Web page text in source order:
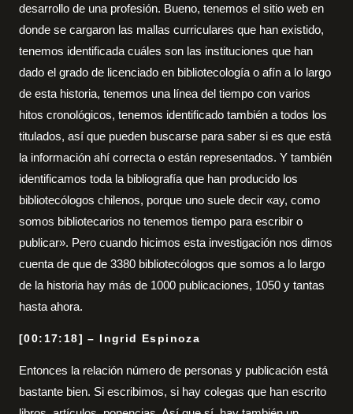
desarrollo de una profesión. Bueno, tenemos el sitio web en
donde se cargaron las mallas curriculares que han existido,
tenemos identificada cuáles son las instituciones que han
dado el grado de licenciado en bibliotecología o afín a lo largo
de esta historia, tenemos una línea del tiempo con varios
hitos cronológicos, tenemos identificado también a todos los
titulados, así que pueden buscarse para saber si es que está
la información ahí correcta o están representados. Y también
identificamos toda la bibliografía que han producido los
bibliotecólogos chilenos, porque uno suele decir «ay, como
somos bibliotecarios no tenemos tiempo para escribir o
publicar». Pero cuando hicimos esta investigación nos dimos
cuenta de que de 3380 bibliotecólogos que somos a lo largo
de la historia hay más de 1000 publicaciones, 1050 y tantas
hasta ahora.
[00:17:18] – Ingrid Espinoza
Entonces la relación número de personas y publicación está
bastante bien. Si escribimos, si hay colegas que han escrito